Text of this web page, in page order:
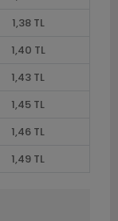
1,38 TL
1,40 TL
1,43 TL
1,45 TL
1,46 TL
1,49 TL